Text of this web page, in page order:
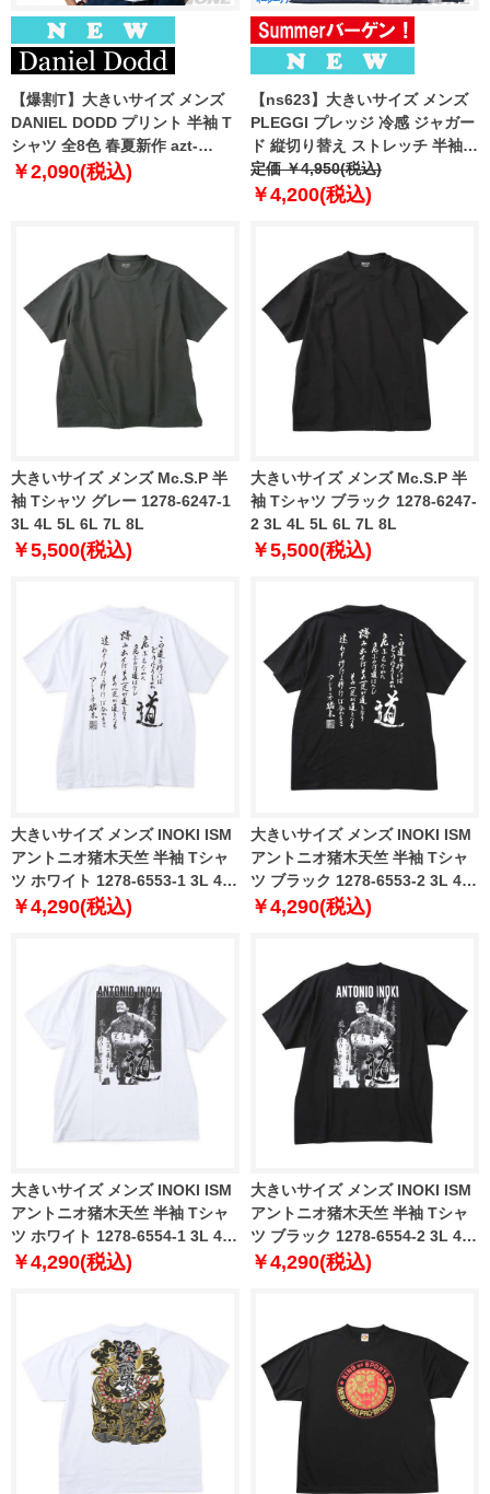
【爆割T】大きいサイズ メンズ
DANIEL DODD プリント 半袖 T
シャツ 全8色 春夏新作 azt-
2602pt6 【fre】
￥2,090(税込)
【ns623】大きいサイズ メンズ
PLEGGI プレッジ 冷感 ジャガー
ド 縦切り替え ストレッチ 半袖 T
シャツ 春夏新作 66-47629-2
定価 ￥4,950(税込)
￥4,200(税込)
大きいサイズ メンズ Mc.S.P 半
袖 Tシャツ グレー 1278-6247-1
3L 4L 5L 6L 7L 8L
￥5,500(税込)
大きいサイズ メンズ Mc.S.P 半
袖 Tシャツ ブラック 1278-6247-
2 3L 4L 5L 6L 7L 8L
￥5,500(税込)
大きいサイズ メンズ INOKI ISM
アントニオ猪木天竺 半袖 Tシャ
ツ ホワイト 1278-6553-1 3L 4L
5L 6L 8L
￥4,290(税込)
大きいサイズ メンズ INOKI ISM
アントニオ猪木天竺 半袖 Tシャ
ツ ブラック 1278-6553-2 3L 4L
5L 6L 8L
￥4,290(税込)
大きいサイズ メンズ INOKI ISM
アントニオ猪木天竺 半袖 Tシャ
ツ ホワイト 1278-6554-1 3L 4L
5L 6L 8L
￥4,290(税込)
大きいサイズ メンズ INOKI ISM
アントニオ猪木天竺 半袖 Tシャ
ツ ブラック 1278-6554-2 3L 4L
5L 6L 8L
￥4,290(税込)